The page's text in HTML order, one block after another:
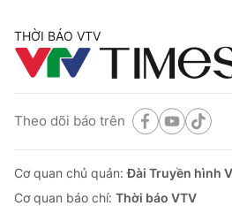
THỜI BÁO VTV
Theo dõi báo trên
Cơ quan chủ quản:Đài Truyền hình
Cơ quan báo chí: Thời báo VTV